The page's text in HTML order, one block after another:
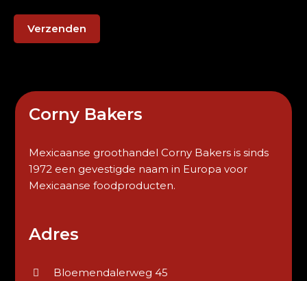
Corny Bakers
Mexicaanse groothandel Corny Bakers is sinds
1972 een gevestigde naam in Europa voor
Mexicaanse foodproducten.
Adres
Bloemendalerweg 45